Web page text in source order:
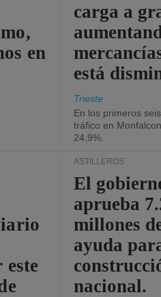
en
carga a
está
Trieste
En los primeros
tráfico en
24,9%.
ASTILLEROS
El
aprueba
millones
ayuda
nacional.